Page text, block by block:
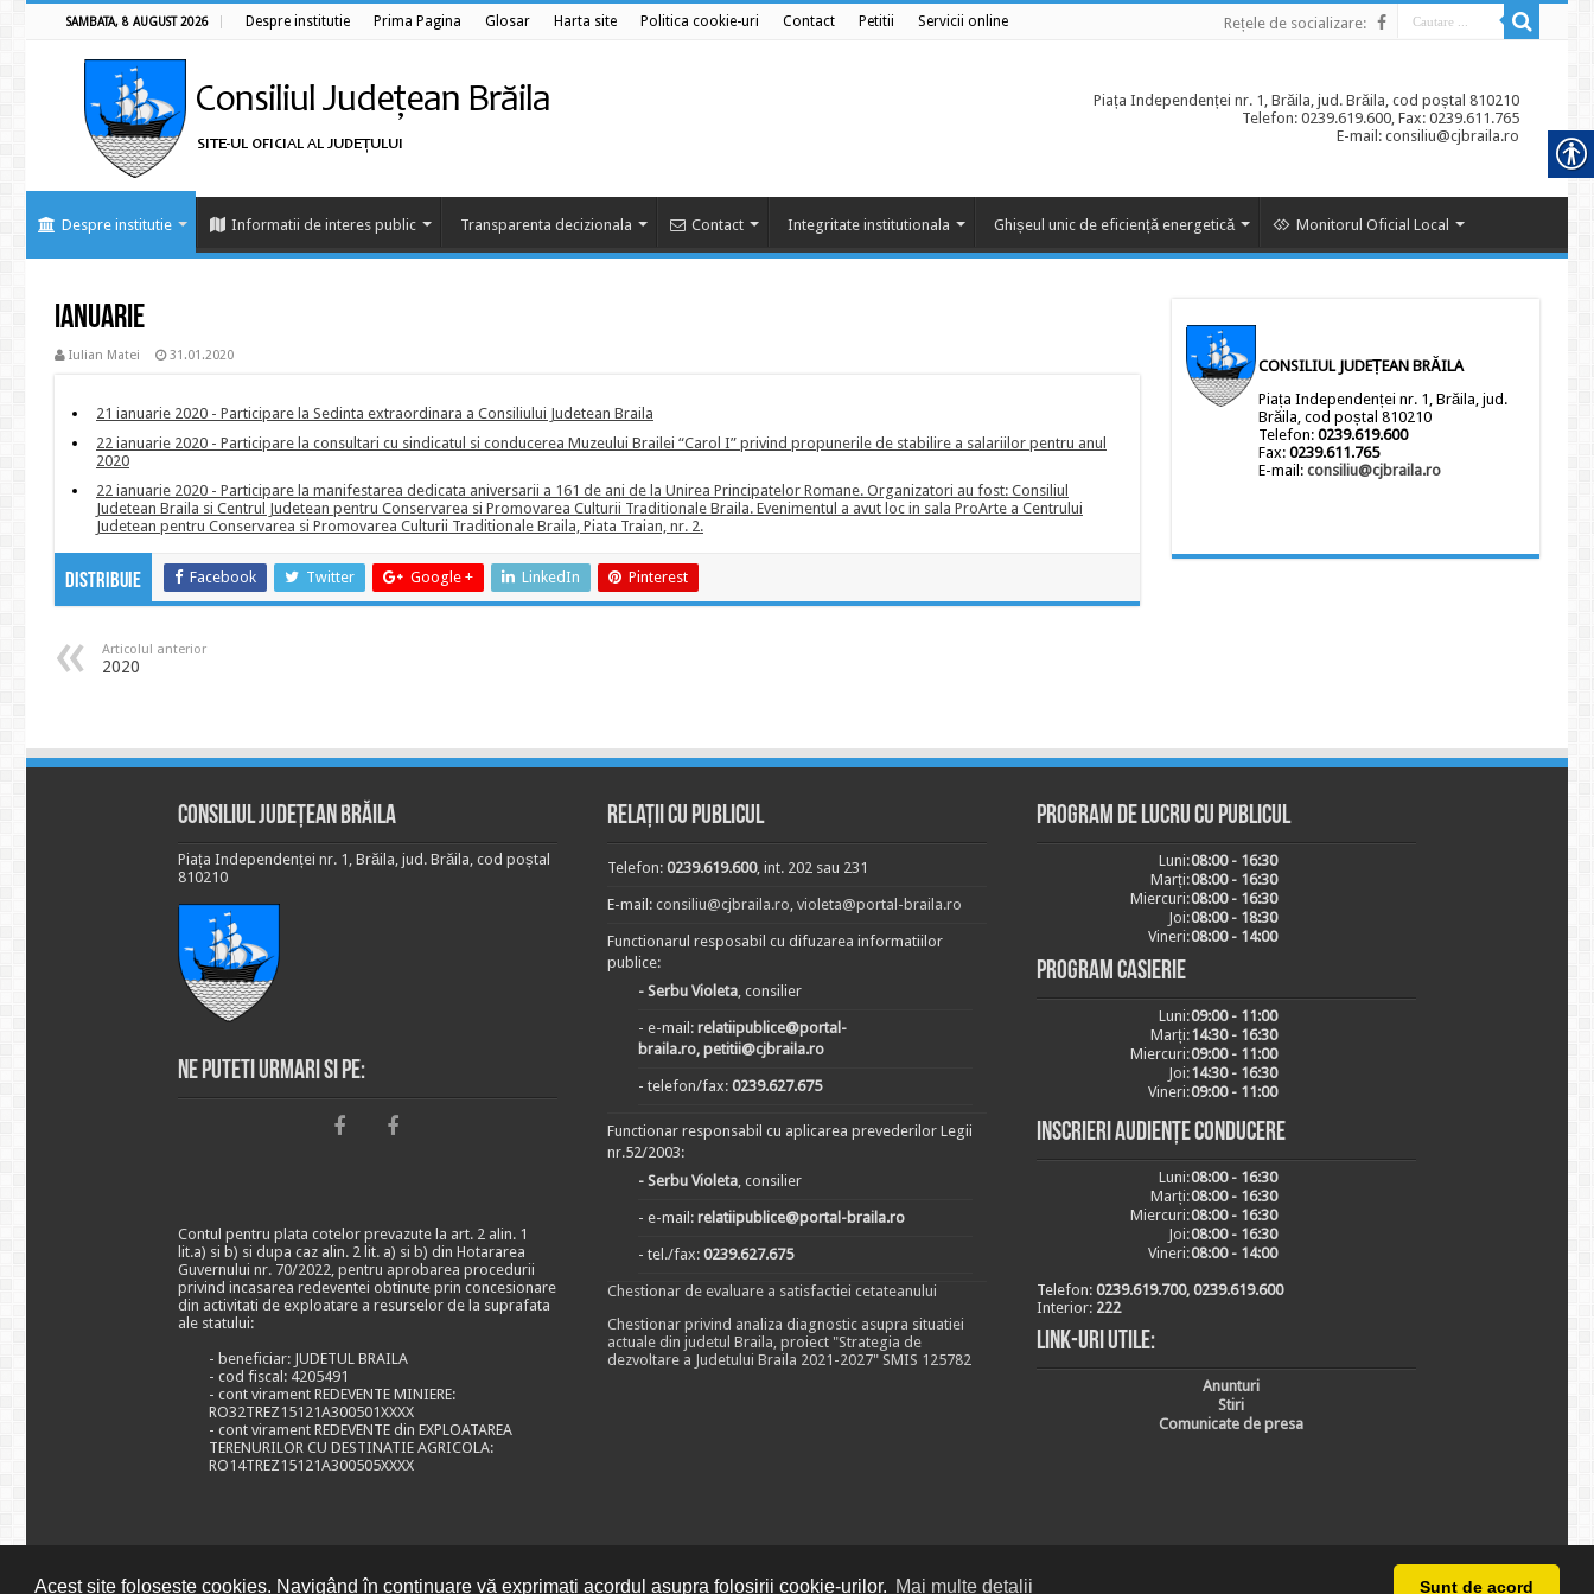
Acest site folosește cookies. Navigând în continuare vă exprimați acordul asupra folosirii cookie-urilor. Mai multe detalii Sunt de acord
SAMBATA, 8 AUGUST 2026 Despre institutie Prima Pagina Glosar Harta site Politica cookie-uri Contact Petitii Servicii online Rețele de socializare:
Piața Independenței nr. 1, Brăila, jud. Brăila, cod poștal 810210
Telefon: 0239.619.600, Fax: 0239.611.765
E-mail: consiliu@cjbraila.ro
Despre institutie Informatii de interes public Transparenta decizionala Contact Integritate institutionala Ghișeul unic de eficiență energetică Monitorul Oficial Local
IANUARIE
Iulian Matei 31.01.2020
21 ianuarie 2020 - Participare la Sedinta extraordinara a Consiliului Judetean Braila
22 ianuarie 2020 - Participare la consultari cu sindicatul si conducerea Muzeului Brailei “Carol I” privind propunerile de stabilire a salariilor pentru anul
2020
22 ianuarie 2020 - Participare la manifestarea dedicata aniversarii a 161 de ani de la Unirea Principatelor Romane. Organizatori au fost: Consiliul
Judetean Braila si Centrul Judetean pentru Conservarea si Promovarea Culturii Traditionale Braila. Evenimentul a avut loc in sala ProArte a Centrului
Judetean pentru Conservarea si Promovarea Culturii Traditionale Braila, Piata Traian, nr. 2.
Distribuie Facebook Twitter Google + LinkedIn Pinterest
Articolul anterior
2020
CONSILIUL JUDEȚEAN BRĂILA
Piața Independenței nr. 1, Brăila, jud.
Brăila, cod poștal 810210
Telefon: 0239.619.600
Fax: 0239.611.765
E-mail: consiliu@cjbraila.ro
Consiliul Județean Brăila
Piața Independenței nr. 1, Brăila, jud. Brăila, cod poștal
810210
Ne puteti urmari si pe:
Contul pentru plata cotelor prevazute la art. 2 alin. 1
lit.a) si b) si dupa caz alin. 2 lit. a) si b) din Hotararea
Guvernului nr. 70/2022, pentru aprobarea procedurii
privind incasarea redeventei obtinute prin concesionare
din activitati de exploatare a resurselor de la suprafata
ale statului:
- beneficiar: JUDETUL BRAILA
- cod fiscal: 4205491
- cont virament REDEVENTE MINIERE:
RO32TREZ15121A300501XXXX
- cont virament REDEVENTE din EXPLOATAREA
TERENURILOR CU DESTINATIE AGRICOLA:
RO14TREZ15121A300505XXXX
Relații cu publicul
Telefon: 0239.619.600, int. 202 sau 231
E-mail: consiliu@cjbraila.ro, violeta@portal-braila.ro
Functionarul resposabil cu difuzarea informatiilor
publice:
- Serbu Violeta, consilier
- e-mail: relatiipublice@portal-
braila.ro, petitii@cjbraila.ro
- telefon/fax: 0239.627.675
Functionar responsabil cu aplicarea prevederilor Legii
nr.52/2003:
- Serbu Violeta, consilier
- e-mail: relatiipublice@portal-braila.ro
- tel./fax: 0239.627.675
Chestionar de evaluare a satisfactiei cetateanului
Chestionar privind analiza diagnostic asupra situatiei
actuale din judetul Braila, proiect "Strategia de
dezvoltare a Judetului Braila 2021-2027" SMIS 125782
Program de lucru cu publicul
Luni:08:00 - 16:30
Marți:08:00 - 16:30
Miercuri:08:00 - 16:30
Joi:08:00 - 18:30
Vineri:08:00 - 14:00
Program casierie
Luni:09:00 - 11:00
Marți:14:30 - 16:30
Miercuri:09:00 - 11:00
Joi:14:30 - 16:30
Vineri:09:00 - 11:00
Inscrieri audiențe conducere
Luni:08:00 - 16:30
Marți:08:00 - 16:30
Miercuri:08:00 - 16:30
Joi:08:00 - 16:30
Vineri:08:00 - 14:00
Telefon: 0239.619.700, 0239.619.600
Interior: 222
Link-uri utile:
Anunturi
Stiri
Comunicate de presa